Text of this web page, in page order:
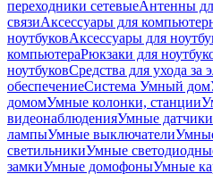
переходники сетевыеАнтенны
связиАксессуары для
ноутбуковАксессуары для
компьютераРюкзаки для
ноутбуковСредства для ухода за
обеспечениеСистема Умный дом
домомУмные колонки, станции
видеонаблюденияУмные
лампыУмные выключатели
светильникиУмные
замкиУмные домофоныУмные